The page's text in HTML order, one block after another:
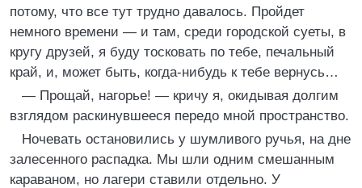
потому, что все тут трудно давалось. Пройдет
немного времени — и там, среди городской суеты, в
кругу друзей, я буду тосковать по тебе, печальный
край, и, может быть, когда-нибудь к тебе вернусь…
— Прощай, нагорье! — кричу я, окидывая долгим
взглядом раскинувшееся передо мной пространство.
Ночевать остановились у шумливого ручья, на дне
залесенного распадка. Мы шли одним смешанным
караваном, но лагери ставили отдельно. У